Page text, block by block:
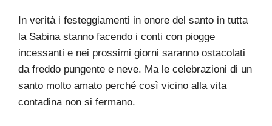
In verità i festeggiamenti in onore del santo in tutta
la Sabina stanno facendo i conti con piogge
incessanti e nei prossimi giorni saranno ostacolati
da freddo pungente e neve. Ma le celebrazioni di un
santo molto amato perché così vicino alla vita
contadina non si fermano.